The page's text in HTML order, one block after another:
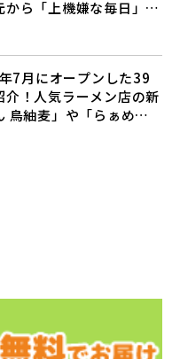
ら「上機嫌な毎日」を
？
7月にオープンした39
！人気ラーメン店の新
鳥紬麦」や「らぁめん
りだくさん♪